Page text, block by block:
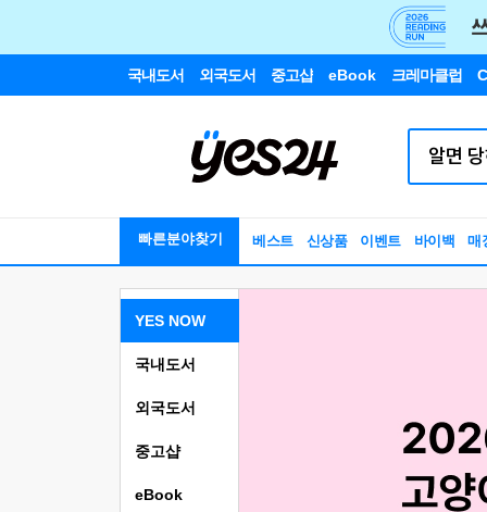
국내도서 외국도서 중고샵 eBook 크레마클럽
빠른분야찾기 베스트 신상품 이벤트 바이백 매
YES NOW
국내도서
외국도서
중고샵
eBook